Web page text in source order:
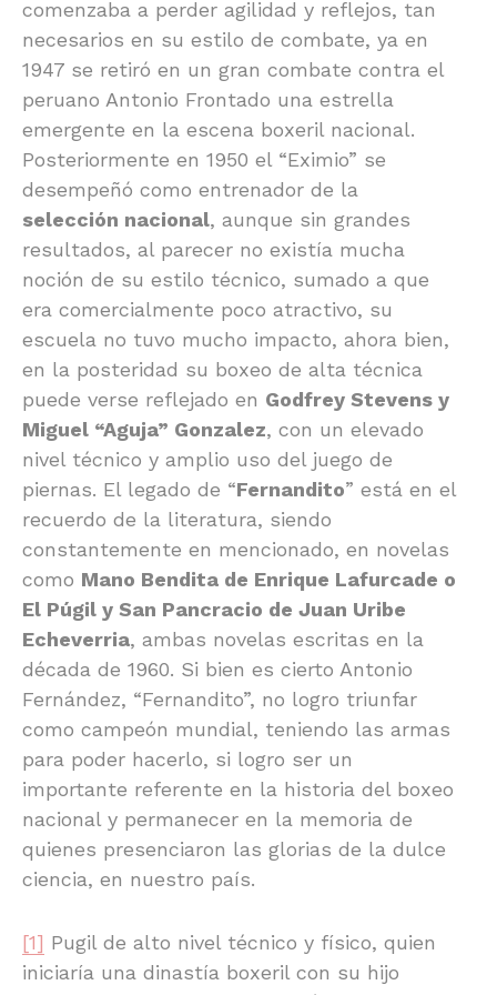
comenzaba a perder agilidad y reflejos, tan
necesarios en su estilo de combate, ya en
1947 se retiró en un gran combate contra el
peruano Antonio Frontado una estrella
emergente en la escena boxeril nacional.
Posteriormente en 1950 el “Eximio” se
desempeñó como entrenador de la
selección nacional, aunque sin grandes
resultados, al parecer no existía mucha
noción de su estilo técnico, sumado a que
era comercialmente poco atractivo, su
escuela no tuvo mucho impacto, ahora bien,
en la posteridad su boxeo de alta técnica
puede verse reflejado en Godfrey Stevens y
Miguel “Aguja” Gonzalez, con un elevado
nivel técnico y amplio uso del juego de
piernas. El legado de “Fernandito” está en el
recuerdo de la literatura, siendo
constantemente en mencionado, en novelas
como Mano Bendita de Enrique Lafurcade o
El Púgil y San Pancracio de Juan Uribe
Echeverria, ambas novelas escritas en la
década de 1960. Si bien es cierto Antonio
Fernández, “Fernandito”, no logro triunfar
como campeón mundial, teniendo las armas
para poder hacerlo, si logro ser un
importante referente en la historia del boxeo
nacional y permanecer en la memoria de
quienes presenciaron las glorias de la dulce
ciencia, en nuestro país.
[1] Pugil de alto nivel técnico y físico, quien
iniciaría una dinastía boxeril con su hijo